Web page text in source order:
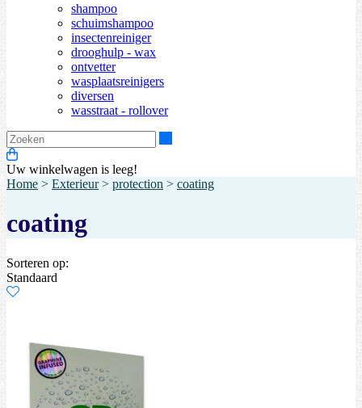
shampoo
schuimshampoo
insectenreiniger
drooghulp - wax
ontvetter
wasplaatsreinigers
diversen
wasstraat - rollover
Uw winkelwagen is leeg!
Home > Exterieur> protection > coating
coating
Sorteren op:
Standaard